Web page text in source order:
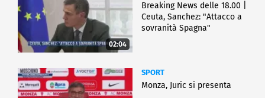
02:04
Breaking News delle 18.00 |
Ceuta, Sanchez: "Attacco a
sovranità Spagna"
SPORT
Monza, Juric si presenta